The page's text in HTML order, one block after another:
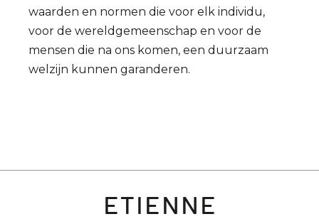
waarden en normen die voor elk individu,
voor de wereldgemeenschap en voor de
mensen die na ons komen, een duurzaam
welzijn kunnen garanderen.
Etienne